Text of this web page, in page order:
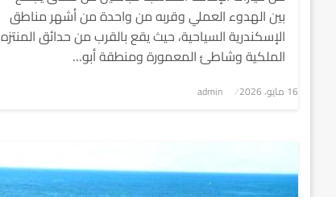
بين الهدوء العملي وقربه من واحدة من أشهر مناطق
الإسكندرية السياحية، حيث يقع بالقرب من حدائق المنتزه
الملكية وشاطئ المعمورة ومنطقة أبو…
نُشر
16 مايو، 2026 admin